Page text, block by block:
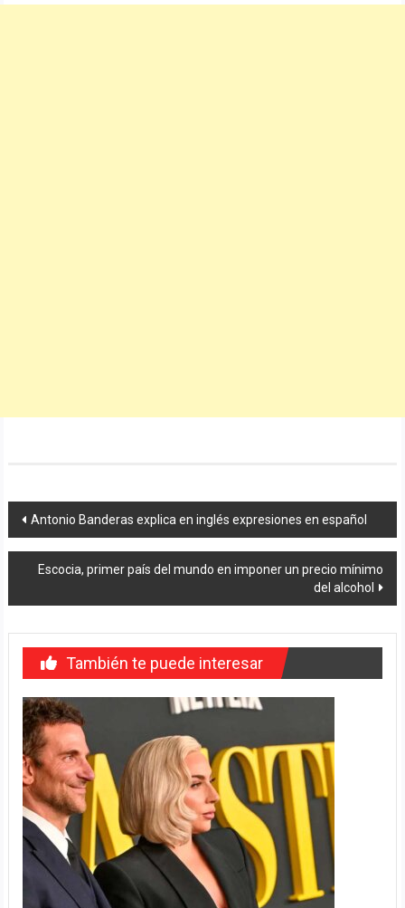
Navegación
de
entradas
Antonio Banderas explica en inglés expresiones en español
Escocia, primer país del mundo en imponer un precio mínimo
del alcohol
También te puede interesar